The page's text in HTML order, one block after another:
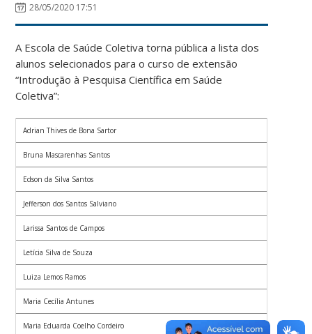
28/05/2020 17:51
A Escola de Saúde Coletiva torna pública a lista dos
alunos selecionados para o curso de extensão
“Introdução à Pesquisa Científica em Saúde
Coletiva”:
Adrian Thives de Bona Sartor
Bruna Mascarenhas Santos
Edson da Silva Santos
Jefferson dos Santos Salviano
Larissa Santos de Campos
Letícia Silva de Souza
Luiza Lemos Ramos
Maria Cecília Antunes
Maria Eduarda Coelho Cordeiro